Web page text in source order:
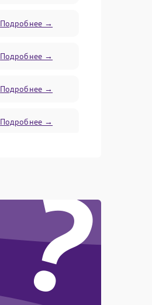
Подробнее →
Подробнее →
Подробнее →
Подробнее →
Подробнее →
?